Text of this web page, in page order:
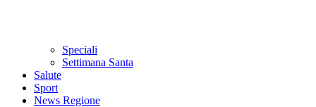
Speciali
Settimana Santa
Salute
Sport
News Regione